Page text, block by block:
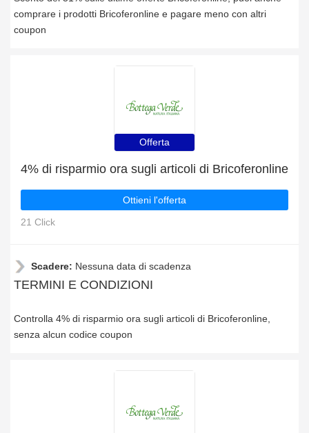
comprare i prodotti Bricoferonline e pagare meno con altri
coupon
Offerta
4% di risparmio ora sugli articoli di Bricoferonline
Ottieni l'offerta
21 Click
Scadere: Nessuna data di scadenza
TERMINI E CONDIZIONI
Controlla 4% di risparmio ora sugli articoli di Bricoferonline,
senza alcun codice coupon